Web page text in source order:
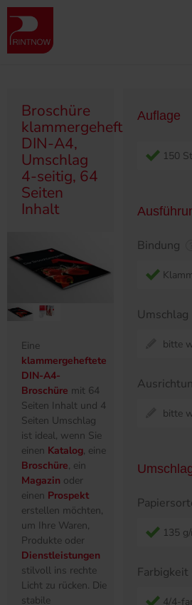
Produktübersicht
Broschüre klammergeheftet, DIN-A4,
Inhalt
Broschüre
klammergeheftet,
DIN-A4,
Umschlag
4-seitig, 64
Seiten
Inhalt
Eine
klammergeheftete
DIN-A4-
Broschüre mit 64
Seiten Inhalt und 4
Seiten Umschlag
ist ideal, wenn Sie
einen Katalog, eine
Broschüre, ein
Magazin oder
einen Prospekt
erstellen möchten,
um Ihre Waren,
Produkte oder
Dienstleistungen
stilvoll ins rechte
Licht zu rücken. Die
stabile
Auflage
150
Bindung
Umschlag
bitte
bitte
135
Farbigkeit
4/4-